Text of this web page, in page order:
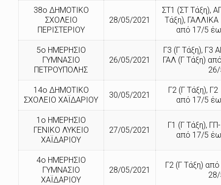
38ο ΔΗΜΟΤΙΚΟ
ΣΧΟΛΕΙΟ
ΠΕΡΙΣΤΕΡΙΟΥ
28/05/2021
ΣΤ1 (ΣΤ Τάξη),
Τάξη),
από 17/5
5ο ΗΜΕΡΗΣΙΟ
ΓΥΜΝΑΣΙΟ
ΠΕΤΡΟΥΠΟΛΗΣ
26/05/2021
Γ3 (Γ Τάξη), Γ3
ΓΑΛ (Γ Τάξη)
14ο ΔΗΜΟΤΙΚΟ
ΣΧΟΛΕΙΟ ΧΑΪΔΑΡΙΟΥ
30/05/2021
Γ2 (Γ Τάξη),
από 17/5
1ο ΗΜΕΡΗΣΙΟ
ΓΕΝΙΚΟ ΛΥΚΕΙΟ
ΧΑΪΔΑΡΙΟΥ
27/05/2021
Γ1 (Γ Τάξη),
από 17/5
4ο ΗΜΕΡΗΣΙΟ
ΓΥΜΝΑΣΙΟ
ΧΑΪΔΑΡΙΟΥ
28/05/2021
Γ2 (Γ Τάξη)